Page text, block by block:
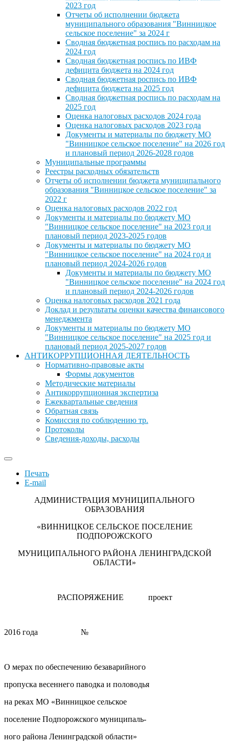
2023 год
Отчеты об исполнении бюджета
муниципального образования "Винницкое
сельское поселение" за 2024 г
Сводная бюджетная роспись по расходам на
2024 год
Сводная бюджетная роспись по ИВФ
дефицита бюджета на 2024 год
Сводная бюджетная роспись по ИВФ
дефицита бюджета на 2025 год
Сводная бюджетная роспись по расходам на
2025 год
Оценка налоговых расходов 2024 года
Оценка налоговых расходов 2023 года
Документы и материалы по бюджету МО
"Винницкое сельское поселение" на 2026 год
и плановый период 2026-2028 годов
Муниципальные программы
Реестры расходных обязательств
Отчеты об исполнении бюджета муниципального
образования "Винницкое сельское поселение" за
2022 г
Оценка налоговых расходов 2022 год
Документы и материалы по бюджету МО
"Винницкое сельское поселение" на 2023 год и
плановый период 2023-2025 годов
Документы и материалы по бюджету МО
"Винницкое сельское поселение" на 2024 год и
плановый период 2024-2026 годов
Документы и материалы по бюджету МО
"Винницкое сельское поселение" на 2024 год
и плановый период 2024-2026 годов
Оценка налоговых расходов 2021 года
Доклад и результаты оценки качества финансового
менеджмента
Документы и материалы по бюджету МО
"Винницкое сельское поселение" на 2025 год и
плановый период 2025-2027 годов
АНТИКОРРУПЦИОННАЯ ДЕЯТЕЛЬНОСТЬ
Нормативно-правовые акты
Формы документов
Методические материалы
Антикоррупционная экспертиза
Ежеквартальные сведения
Обратная связь
Комиссия по соблюдению тр.
Протоколы
Сведения-доходы, расходы
Печать
E-mail
АДМИНИСТРАЦИЯ МУНИЦИПАЛЬНОГО
ОБРАЗОВАНИЯ
«ВИННИЦКОЕ СЕЛЬСКОЕ ПОСЕЛЕНИЕ
ПОДПОРОЖСКОГО
МУНИЦИПАЛЬНОГО РАЙОНА ЛЕНИНГРАДСКОЙ
ОБЛАСТИ»
РАСПОРЯЖЕНИЕ проект
2016 года №
О мерах по обеспечению безаварийного
пропуска весеннего паводка и половодья
на реках МО «Винницкое сельское
поселение Подпорожского муниципаль-
ного района Ленинградской области»